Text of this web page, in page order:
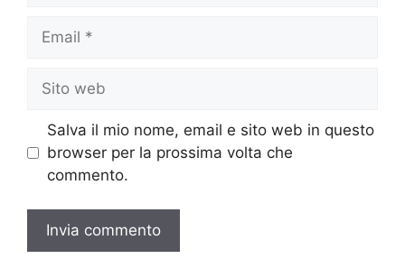
web
Salva il mio nome, email e sito web in questo
browser per la prossima volta che
commento.